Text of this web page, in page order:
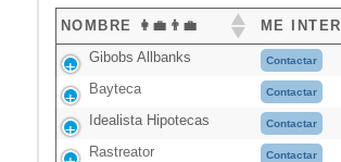
NOMBRE 👩‍💼👨‍💼
ME
Gibobs Allbanks
Contactar
Bayteca Contactar
Idealista Hipotecas Contactar
Rastreator Contactar